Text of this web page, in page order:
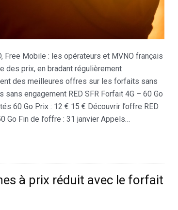
Free Mobile : les opérateurs et MVNO français
des prix, en bradant régulièrement
des meilleures offres sur les forfaits sans
engagement RED SFR Forfait 4G – 60 Go
60 Go Prix : 12 € 15 € Découvrir l’offre RED
Go Fin de l’offre : 31 janvier Appels…
à prix réduit avec le forfait